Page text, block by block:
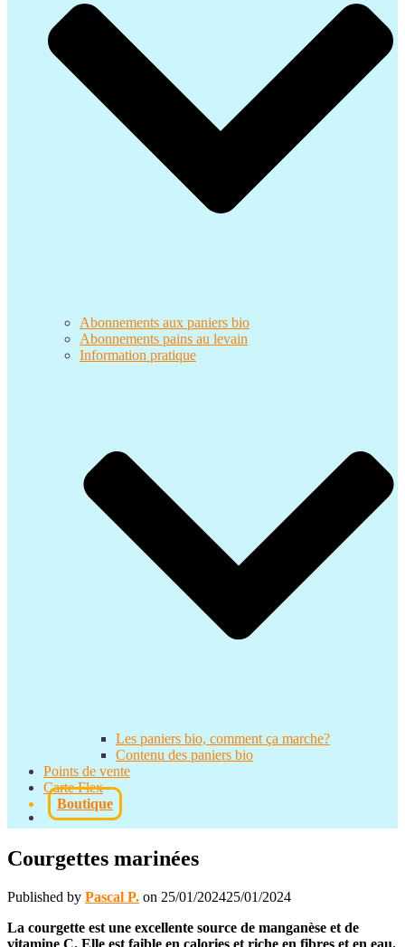
Abonnements aux paniers bio
Abonnements pains au levain
Information pratique
Les paniers bio, comment ça marche?
Contenu des paniers bio
Points de vente
Carte Flex
Boutique
Courgettes marinées
Published by Pascal P. on 25/01/202425/01/2024
La courgette est une excellente source de manganèse et de
vitamine C. Elle est faible en calories et riche en fibres et en eau.